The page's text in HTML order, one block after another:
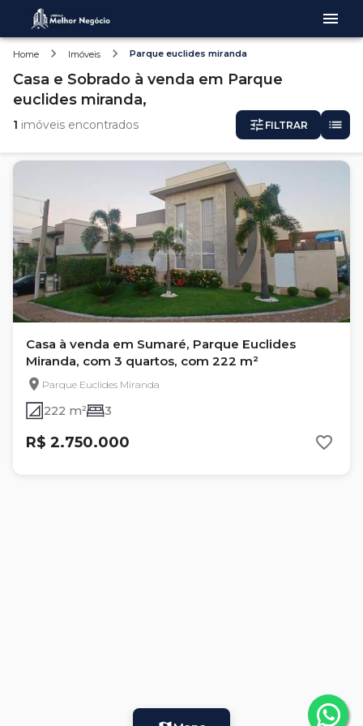
Home Imóveis Parque euclides miranda
Casa e Sobrado à venda em Parque
euclides miranda,
1 imóveis encontrados FILTRAR
Casa à venda em Sumaré, Parque Euclides
Miranda, com 3 quartos, com 222 m²
Parque Euclides Miranda
222 m² 3
R$ 2.750.000